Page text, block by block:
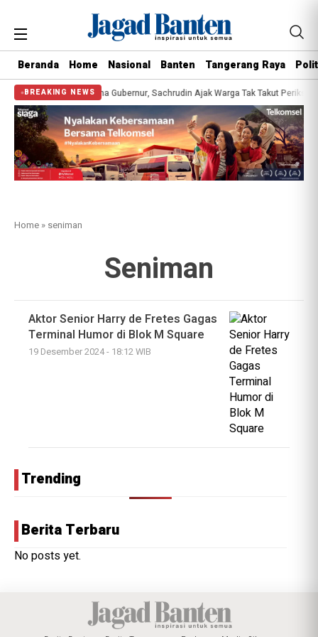
Beranda Home Nasional Banten Tangerang Raya
BREAKING NEWS
Gratis Bersama Gubernur, Sachrudin Ajak Warga Tak Takut Periksa
Home » seniman
Seniman
Aktor Senior Harry de Fretes Gagas
Terminal Humor di Blok M Square
19 Desember 2024 - 18:12 WIB
Trending
Berita Terbaru
No posts yet.